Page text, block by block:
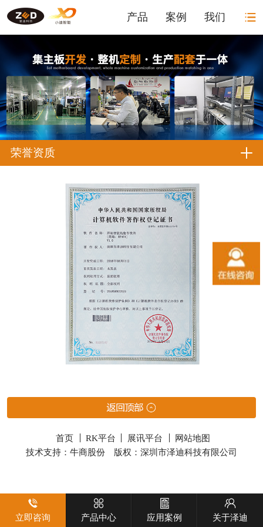
产品 案例 我们
荣誉资质
首页 RK平台 展讯平台
网站地图
技术支持：牛商股份
版权：深圳市泽迪科技有限公司
立即咨询 产品中心 应用案例 关于泽迪